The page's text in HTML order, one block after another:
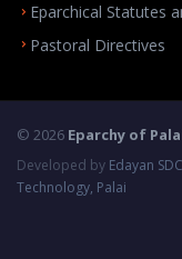
Eparchical Statutes
Pastoral Directives
© 2026 Eparchy of
Developed by Edayan SDC
Technology, Palai